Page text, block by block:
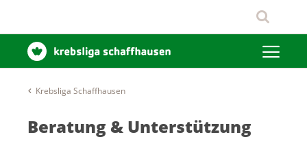
Krebsliga Schaffhausen
Beratung & Unterstützung